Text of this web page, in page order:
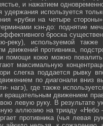
и нажатием
используется
«рубки на четыре
кэн-до: поднятие
броска
реку), используемой
движений противника,
помощи кокю можно
максимальную
слегка поддается рывку
по диагонали вниз
нагэ), где также
вращательным движением
левую руку. В результате
аллюзию на триаду
противника (чья левая